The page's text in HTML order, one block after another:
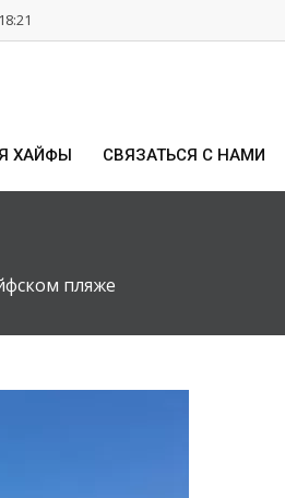
ХАЙФЫ СВЯЗАТЬСЯ С НАМИ
пляже